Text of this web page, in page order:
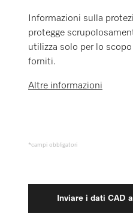
Informazioni sulla
protegge
utilizza solo per lo
forniti.
Altre informazioni
*campi obbligatori